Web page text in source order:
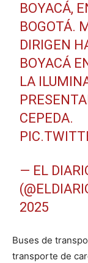
BOYACÁ,
BOGOTÁ.
DIRIGEN
BOYACÁ
LA
CEPEDA.
— EL
2025
Buses de
transporte de